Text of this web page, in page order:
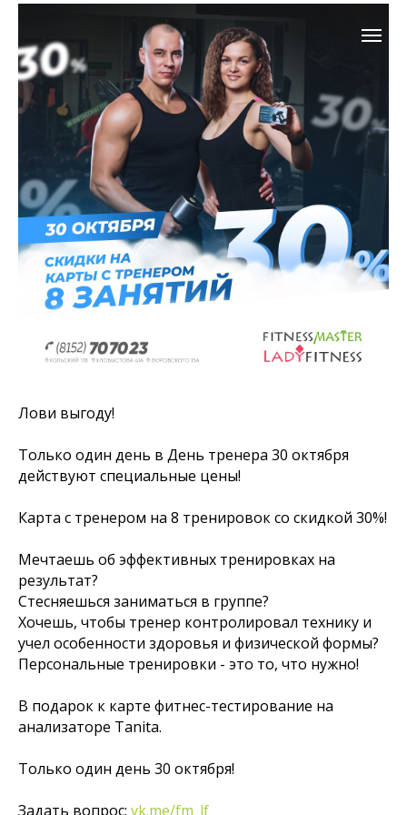
Лови выгоду!
Только один день в День тренера 30 октября
действуют специальные цены!
Карта с тренером на 8 тренировок со скидкой 30%!
Мечтаешь об эффективных тренировках на
результат?
Стесняешься заниматься в группе?
Хочешь, чтобы тренер контролировал технику и
учел особенности здоровья и физической формы?
Персональные тренировки - это то, что нужно!
В подарок к карте фитнес-тестирование на
анализаторе Tanita.
Только один день 30 октября!
Задать вопрос: vk.me/fm_lf